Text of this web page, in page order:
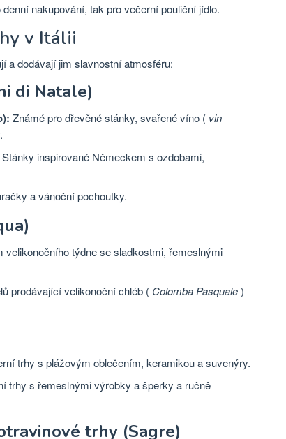
nakupování, tak pro večerní pouliční jídlo.
v Itálii
a dodávají jim slavnostní atmosféru:
di Natale)
Známé pro dřevěné stánky, svařené víno ( vin
Stánky inspirované Německem s ozdobami,
a vánoční pochoutky.
velikonočního týdne se sladkostmi, řemeslnými
prodávající velikonoční chléb ( Colomba Pasquale)
trhy s plážovým oblečením, keramikou a suvenýry.
trhy s řemeslnými výrobky a šperky a ručně
trhy (Sagre)